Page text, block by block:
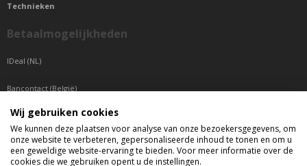
Technieken
Betaalmogelijkheden
IDeal (NL)
Bancontact (België)
Sepa betaling (Overige landen)
Telefonisch bereikbaar
Wij gebruiken cookies
We kunnen deze plaatsen voor analyse van onze bezoekersgegevens, om
onze website te verbeteren, gepersonaliseerde inhoud te tonen en om u
een geweldige website-ervaring te bieden. Voor meer informatie over de
cookies die we gebruiken opent u de instellingen.